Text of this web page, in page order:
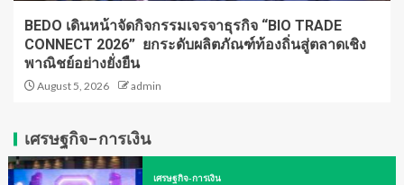
BEDO เดินหน้าจัดกิจกรรมเจรจาธุรกิจ “BIO TRADE
CONNECT 2026” ยกระดับผลิตภัณฑ์ท้องถิ่นสู่ตลาดเชิง
พาณิชย์อย่างยั่งยืน
August 5, 2026 admin
เศรษฐกิจ-การเงิน
เศรษฐกิจ-การเงิน